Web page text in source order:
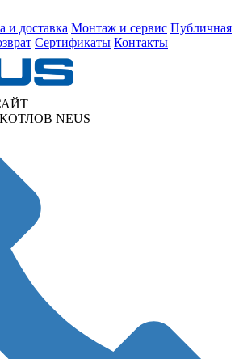
и доставка Монтаж и сервис Публичная
Сертификаты Контакты
NEUS